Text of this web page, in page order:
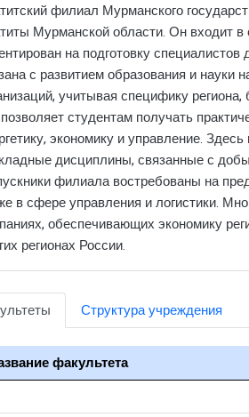
филиал Мурманского
Мурманской области. Он входит в
на подготовку
с развитием образования и
учитывая специфику
студентам получать
экономику и управление.
дисциплины, связанные с
филиала востребованы на
в сфере управления и логистики.
обеспечивающих экономику
регионах России.
Структура учреждения
факультета